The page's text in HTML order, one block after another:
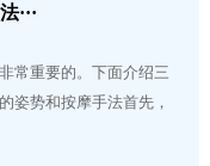
···
常重要的。下面介绍三
姿势和按摩手法首先，